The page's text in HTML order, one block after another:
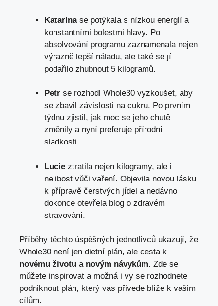
Katarinase potýkala s nízkou energií a
konstantními bolestmi hlavy. Po
absolvování programu zaznamenala nejen
výrazně lepší náladu, ale také se jí
podařilo zhubnout 5 kilogramů.
Petr se rozhodl Whole30 vyzkoušet, aby
se zbavil závislosti na cukru. Po prvním
týdnu zjistil, jak moc se jeho chutě
změnily a nyní preferuje přírodní
sladkosti.
Lucie ztratila nejen kilogramy, ale i
nelibost vůči vaření. Objevila novou lásku
k přípravě čerstvých jídel a nedávno
dokonce otevřela blog o zdravém
stravování.
Příběhy těchto úspěšných jednotlivců ukazují, že
Whole30 není jen dietní plán, ale cesta k
novému životu a novým návykům. Zde se
můžete inspirovat a možná i vy se rozhodnete
podniknout plán, který vás přivede blíže k vašim
cílům.